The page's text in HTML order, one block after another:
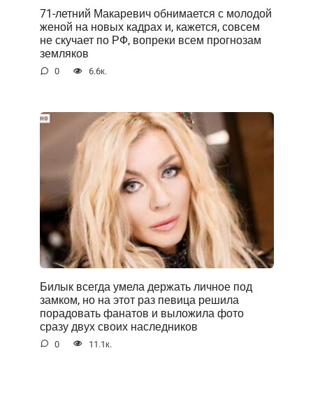
71-летний Макаревич обнимается с молодой
женой на новых кадрах и, кажется, совсем
не скучает по РФ, вопреки всем прогнозам
земляков
0 6.6к.
Билык всегда умела держать личное под
замком, но на этот раз певица решила
порадовать фанатов и выложила фото
сразу двух своих наследников
0 11.1к.